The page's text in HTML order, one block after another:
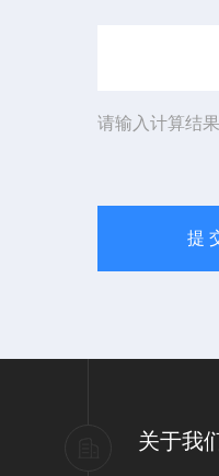
请输入计算结
关于我